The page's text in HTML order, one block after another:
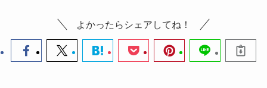
よかったらシェアしてね！